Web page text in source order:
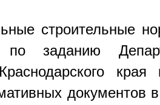
строительные
по заданию
документов